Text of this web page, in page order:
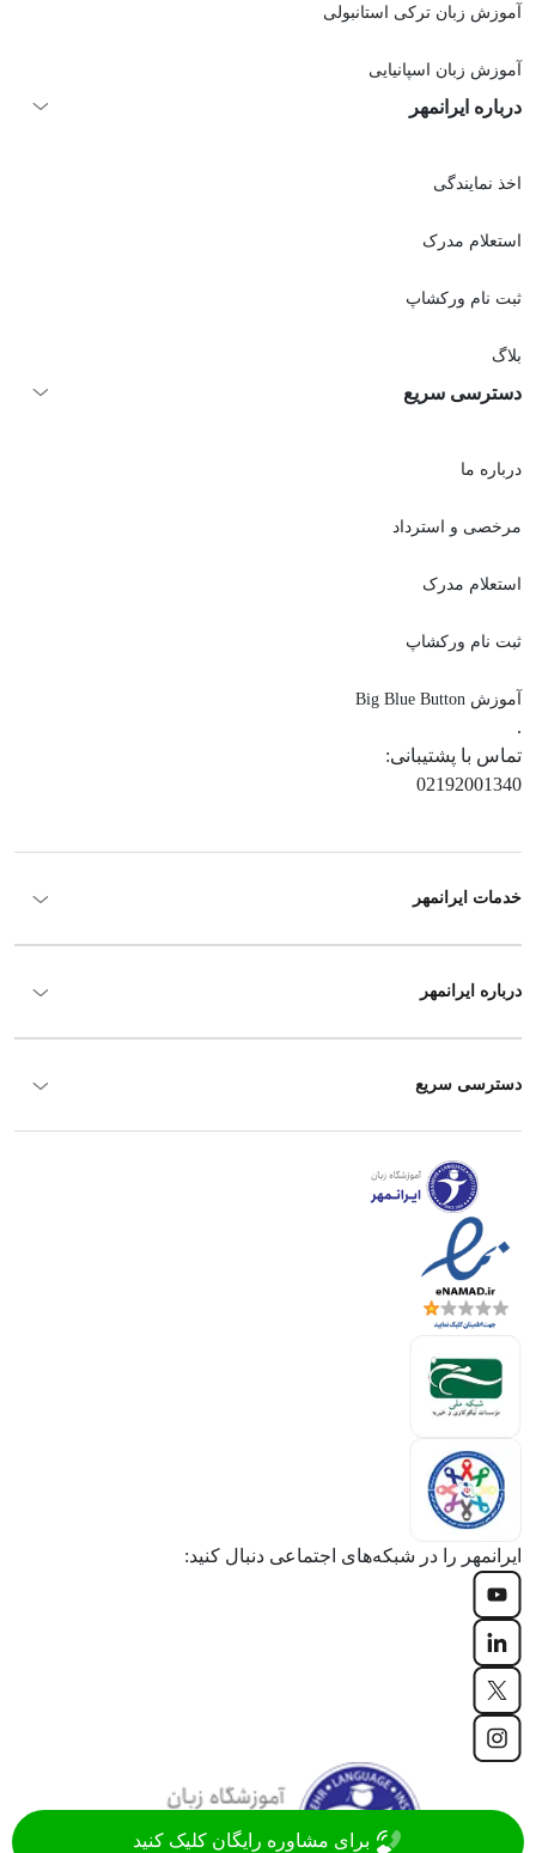
آموزش زبان ترکی استانبولی
آموزش زبان اسپانیایی
درباره ایرانمهر
اخذ نمايندگی
استعلام مدرک
ثبت نام ورکشاپ
بلاگ
دسترسی سریع
درباره ما
مرخصی و استرداد
استعلام مدرک
ثبت نام ورکشاپ
آموزش Big Blue Button
.
تماس با پشتیبانی:
02192001340
خدمات ایرانمهر
درباره ایرانمهر
دسترسی سریع
ایرانمهر را در شبکه‌های اجتماعی دنبال کنید:
برای مشاوره رایگان کلیک کنید